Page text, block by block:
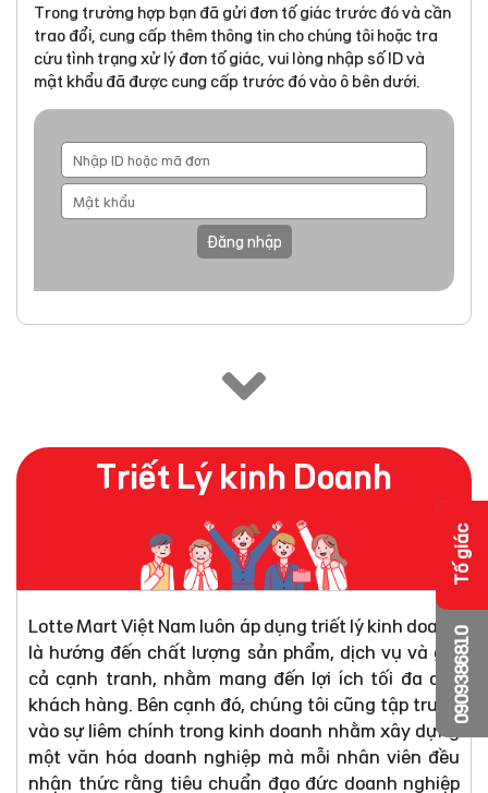
Trong trường hợp bạn đã gửi đơn tố giác trước đó và cần
trao đổi, cung cấp thêm thông tin cho chúng tôi hoặc tra
cứu tình trạng xử lý đơn tố giác, vui lòng nhập số ID và
mật khẩu đã được cung cấp trước đó vào ô bên dưới.
Đăng nhập
Triết Lý kinh Doanh
Lotte Mart Việt Nam luôn áp dụng triết lý kinh doanh
là hướng đến chất lượng sản phẩm, dịch vụ và giá
cả cạnh tranh, nhằm mang đến lợi ích tối đa cho
khách hàng. Bên cạnh đó, chúng tôi cũng tập trung
vào sự liêm chính trong kinh doanh nhằm xây dựng
một văn hóa doanh nghiệp mà mỗi nhân viên đều
nhận thức rằng tiêu chuẩn đạo đức doanh nghiệp
0909386810
Tố giác